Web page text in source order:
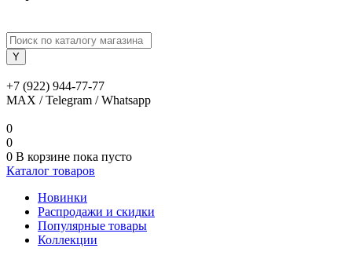
+7 (922) 944-77-77
MAX / Telegram / Whatsapp
0
0
0 В корзине пока пусто
Каталог товаров
Новинки
Распродажи и скидки
Популярные товары
Коллекции